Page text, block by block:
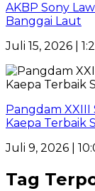
AKBP Sony
Banggai Laut
Juli 15, 2026 |
Pangdam
Kaepa Terbaik
Juli 9, 2026 |
Tag